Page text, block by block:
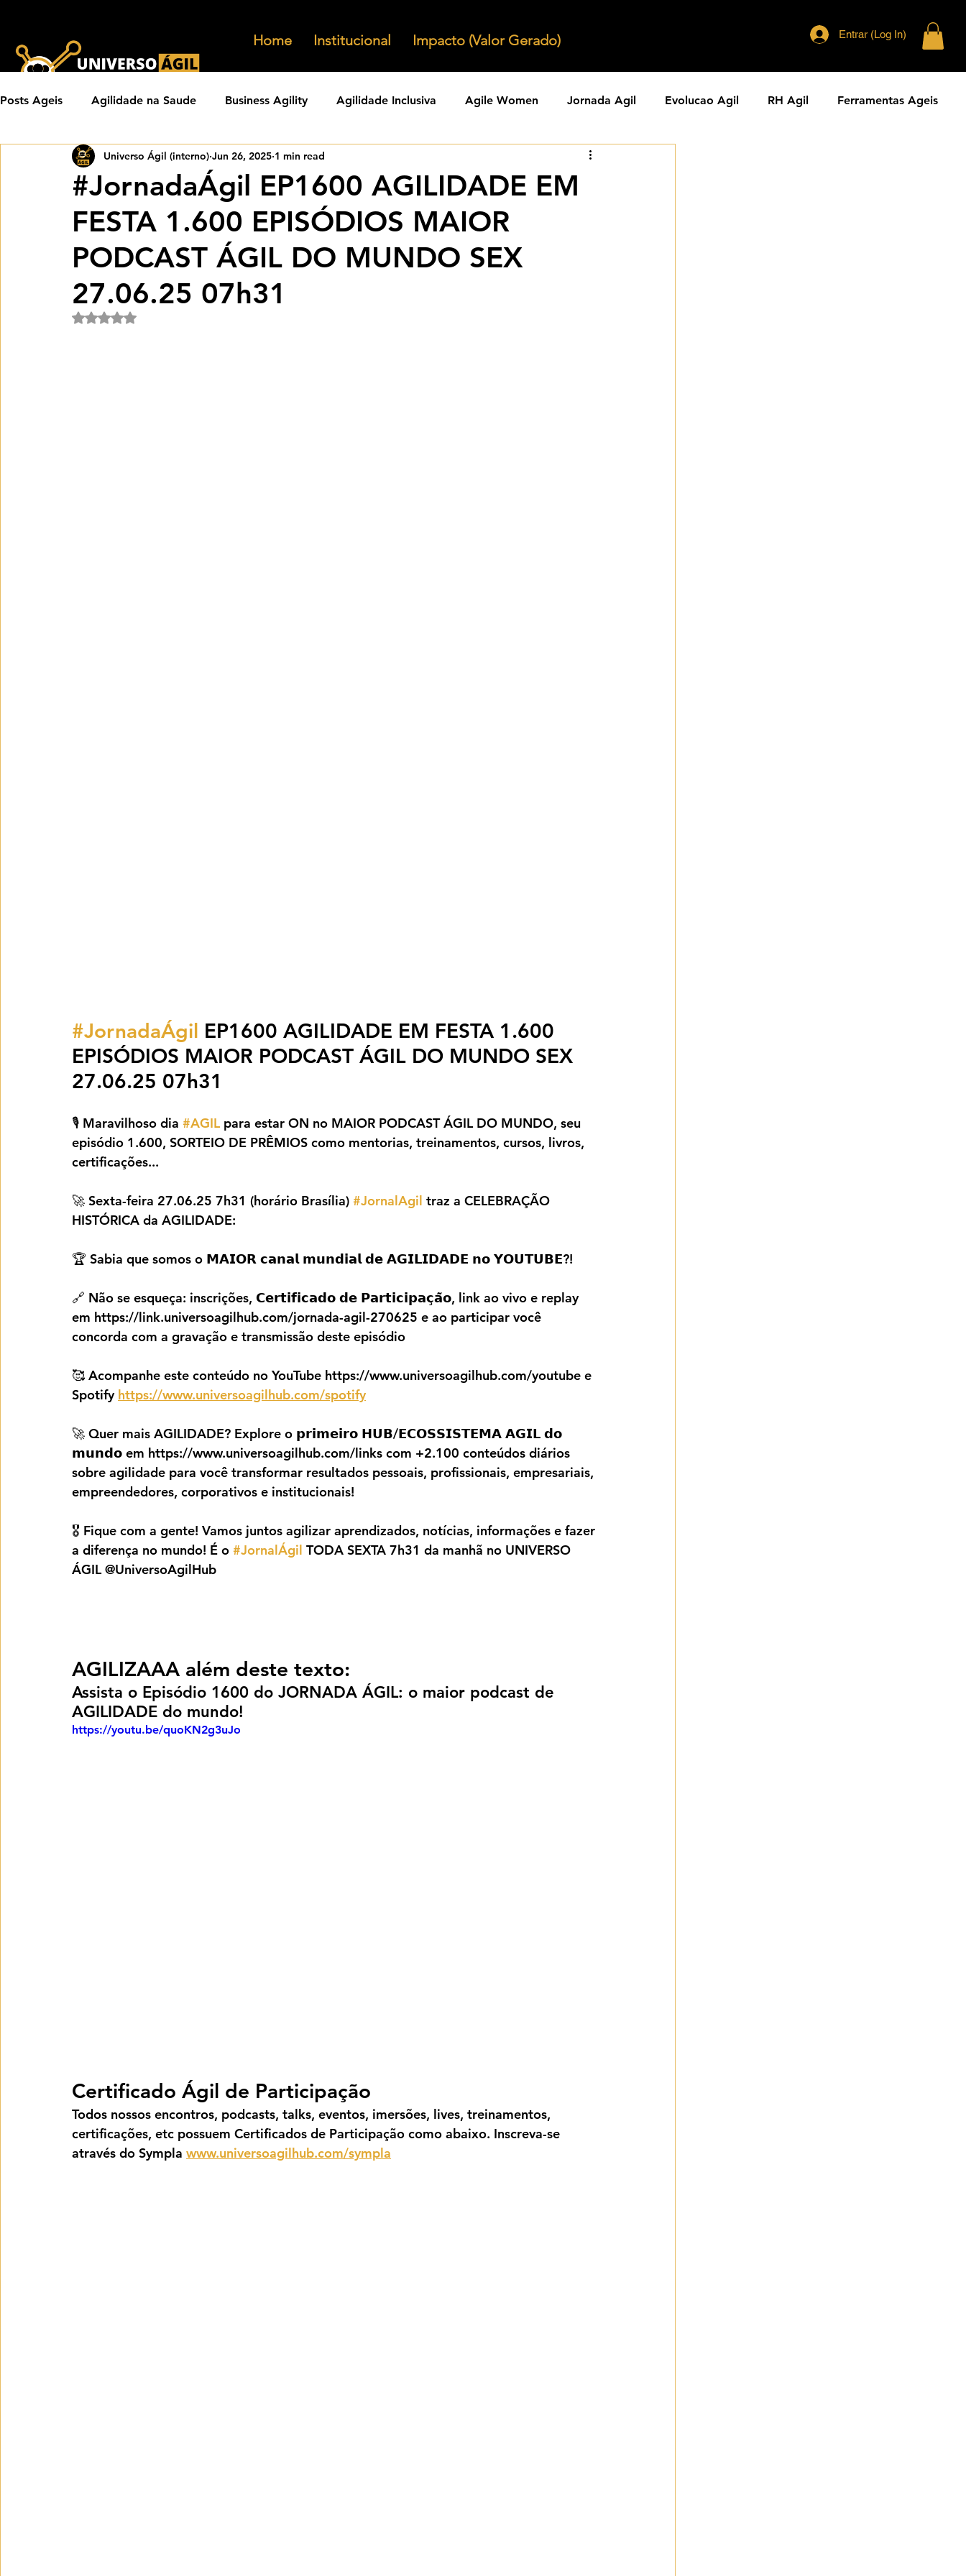
Home Institucional Impacto (Valor Gerado) Entrar (Log In)
Posts Ageis Agilidade na Saude Business Agility Agilidade Inclusiva Agile Women Jornada Agil Evolucao Agil RH Agil Ferramentas Ageis
Carreiras Ageis Agilidade em Produtos Organizacoes Ageis Jornal Agil
Eventos Ageis Agilidade Em Escala Learning Agility Comunidades Ageis
#JornadaÁgil EP1600 AGILIDADE EM
FESTA 1.600 EPISÓDIOS MAIOR
PODCAST ÁGIL DO MUNDO SEX
27.06.25 07h31
Universo Ágil (interno) Jun 26, 2025 1 min read
Rated NaN out of 5 stars.
#JornadaÁgil EP1600 AGILIDADE EM FESTA 1.600
EPISÓDIOS MAIOR PODCAST ÁGIL DO MUNDO SEX
27.06.25 07h31
🎙️ Maravilhoso dia #AGIL para estar ON no MAIOR PODCAST ÁGIL DO MUNDO, seu
episódio 1.600, SORTEIO DE PRÊMIOS como mentorias, treinamentos, cursos, livros,
certificações...
🚀 Sexta-feira 27.06.25 7h31 (horário Brasília) #JornalAgil traz a CELEBRAÇÃO
HISTÓRICA da AGILIDADE:
🏆 Sabia que somos o 𝗠𝗔𝗜𝗢𝗥 𝗰𝗮𝗻𝗮𝗹 𝗺𝘂𝗻𝗱𝗶𝗮𝗹 𝗱𝗲 𝗔𝗚𝗜𝗟𝗜𝗗𝗔𝗗𝗘 𝗻𝗼 𝗬𝗢𝗨𝗧𝗨𝗕𝗘?!
🔗 Não se esqueça: inscrições, 𝗖𝗲𝗿𝘁𝗶𝗳𝗶𝗰𝗮𝗱𝗼 𝗱𝗲 𝗣𝗮𝗿𝘁𝗶𝗰𝗶𝗽𝗮𝗰̧𝗮̃𝗼, link ao vivo e replay
em https://link.universoagilhub.com/jornada-agil-270625 e ao participar você
concorda com a gravação e transmissão deste episódio
🥰 Acompanhe este conteúdo no YouTube https://www.universoagilhub.com/youtube e
Spotify https://www.universoagilhub.com/spotify
🚀 Quer mais AGILIDADE? Explore o 𝗽𝗿𝗶𝗺𝗲𝗶𝗿𝗼 𝗛𝗨𝗕/𝗘𝗖𝗢𝗦𝗦𝗜𝗦𝗧𝗘𝗠𝗔 𝗔𝗚𝗜𝗟 𝗱𝗼
𝗺𝘂𝗻𝗱𝗼 em https://www.universoagilhub.com/links com +2.100 conteúdos diários
sobre agilidade para você transformar resultados pessoais, profissionais, empresariais,
empreendedores, corporativos e institucionais!
🎖️ Fique com a gente! Vamos juntos agilizar aprendizados, notícias, informações e fazer
a diferença no mundo! É o #JornalÁgil TODA SEXTA 7h31 da manhã no UNIVERSO
ÁGIL @UniversoAgilHub
AGILIZAAA além deste texto:
Assista o Episódio 1600 do JORNADA ÁGIL: o maior podcast de
AGILIDADE do mundo!
https://youtu.be/quoKN2g3uJo
Certificado Ágil de Participação
Todos nossos encontros, podcasts, talks, eventos, imersões, lives, treinamentos,
certificações, etc possuem Certificados de Participação como abaixo. Inscreva-se
através do Sympla www.universoagilhub.com/sympla